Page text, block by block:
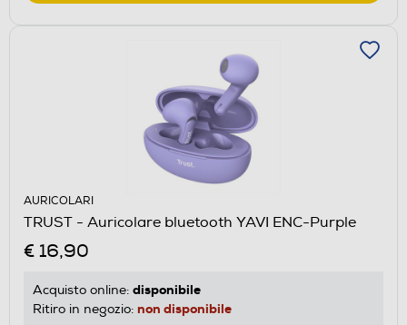
AURICOLARI
TRUST - Auricolare bluetooth YAVI ENC-Purple
€ 16,90
Acquisto online: disponibile
Ritiro in negozio: non disponibile